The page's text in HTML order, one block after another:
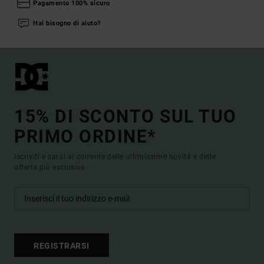
Pagamento 100% sicuro
Hai bisogno di aiuto?
15% DI SCONTO SUL TUO
PRIMO ORDINE*
Iscriviti e sarai al corrente delle ultimissime novità e delle
offerte più esclusive.
REGISTRARSI